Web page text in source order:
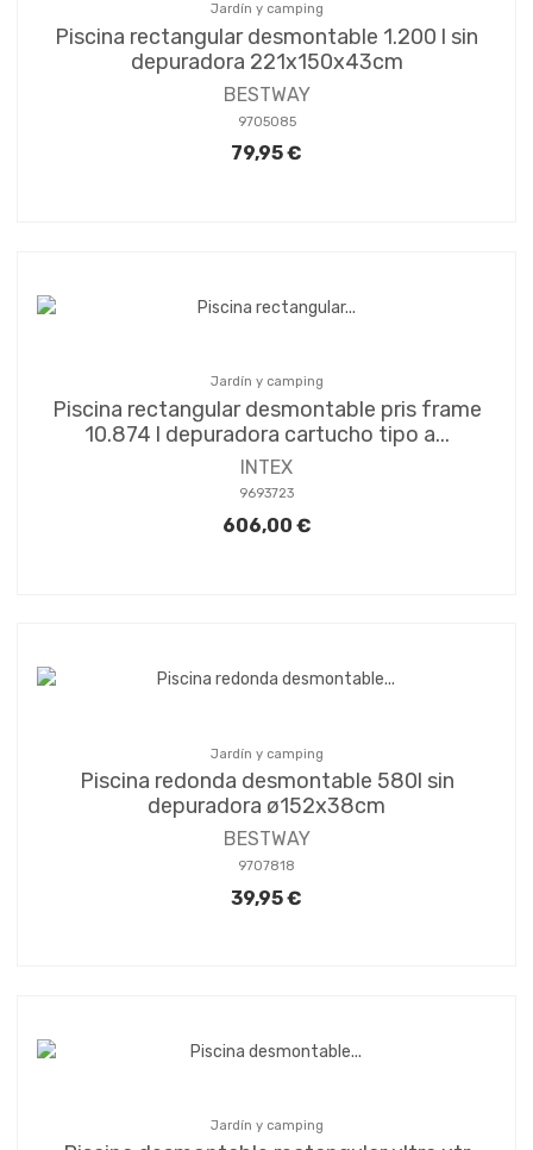
Jardín y camping
Piscina rectangular desmontable 1.200 l sin
depuradora 221x150x43cm
BESTWAY
9705085
79,95 €
Jardín y camping
Piscina rectangular desmontable pris frame
10.874 l depuradora cartucho tipo a...
INTEX
9693723
606,00 €
Jardín y camping
Piscina redonda desmontable 580l sin
depuradora ø152x38cm
BESTWAY
9707818
39,95 €
Jardín y camping